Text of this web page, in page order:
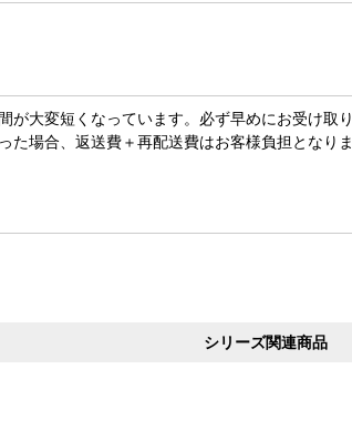
大変短くなっています。必ず早めにお受け取り
た場合、返送費＋再配送費はお客様負担となりま
シリーズ関連商品